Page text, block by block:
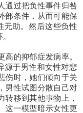
过把负性事件归咎
部条件，从而可能保
无助。然后这些负性
的抑郁症发病率。
源于男性和女性对悲
伤时，她们倾向于关
男性试图分散自己对
转移到其他事物上，
这一模型暗示女性更